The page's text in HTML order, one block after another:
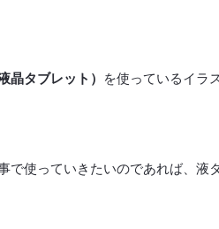
晶タブレット）
を使っているイラ
使っていきたいのであれば、液